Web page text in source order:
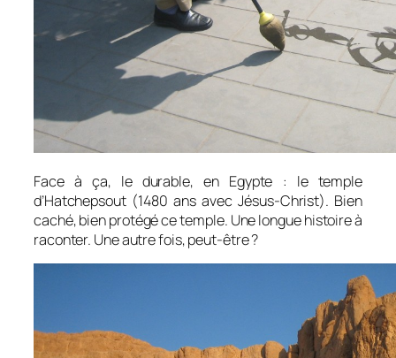
Face à ça, le durable, en Egypte : le temple
d’Hatchepsout (1480 ans avec Jésus-Christ). Bien
caché, bien protégé ce temple. Une longue histoire à
raconter. Une autre fois, peut-être ?